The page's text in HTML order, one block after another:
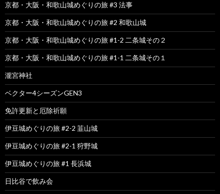
京都・大阪・和歌山城めぐりの旅 #3 法事
京都・大阪・和歌山城めぐりの旅 #2 和歌山城
京都・大阪・和歌山城めぐりの旅 #1-2 二条城その２
京都・大阪・和歌山城めぐりの旅 #1-1 二条城その１
瀧宮神社
ベクター4シーズンGEN3
免許更新と厄除祈願
伊豆城めぐりの旅 #2-2 韮山城
伊豆城めぐりの旅 #2-1 狩野城
伊豆城めぐりの旅 #1 長浜城
日比谷で飲み会